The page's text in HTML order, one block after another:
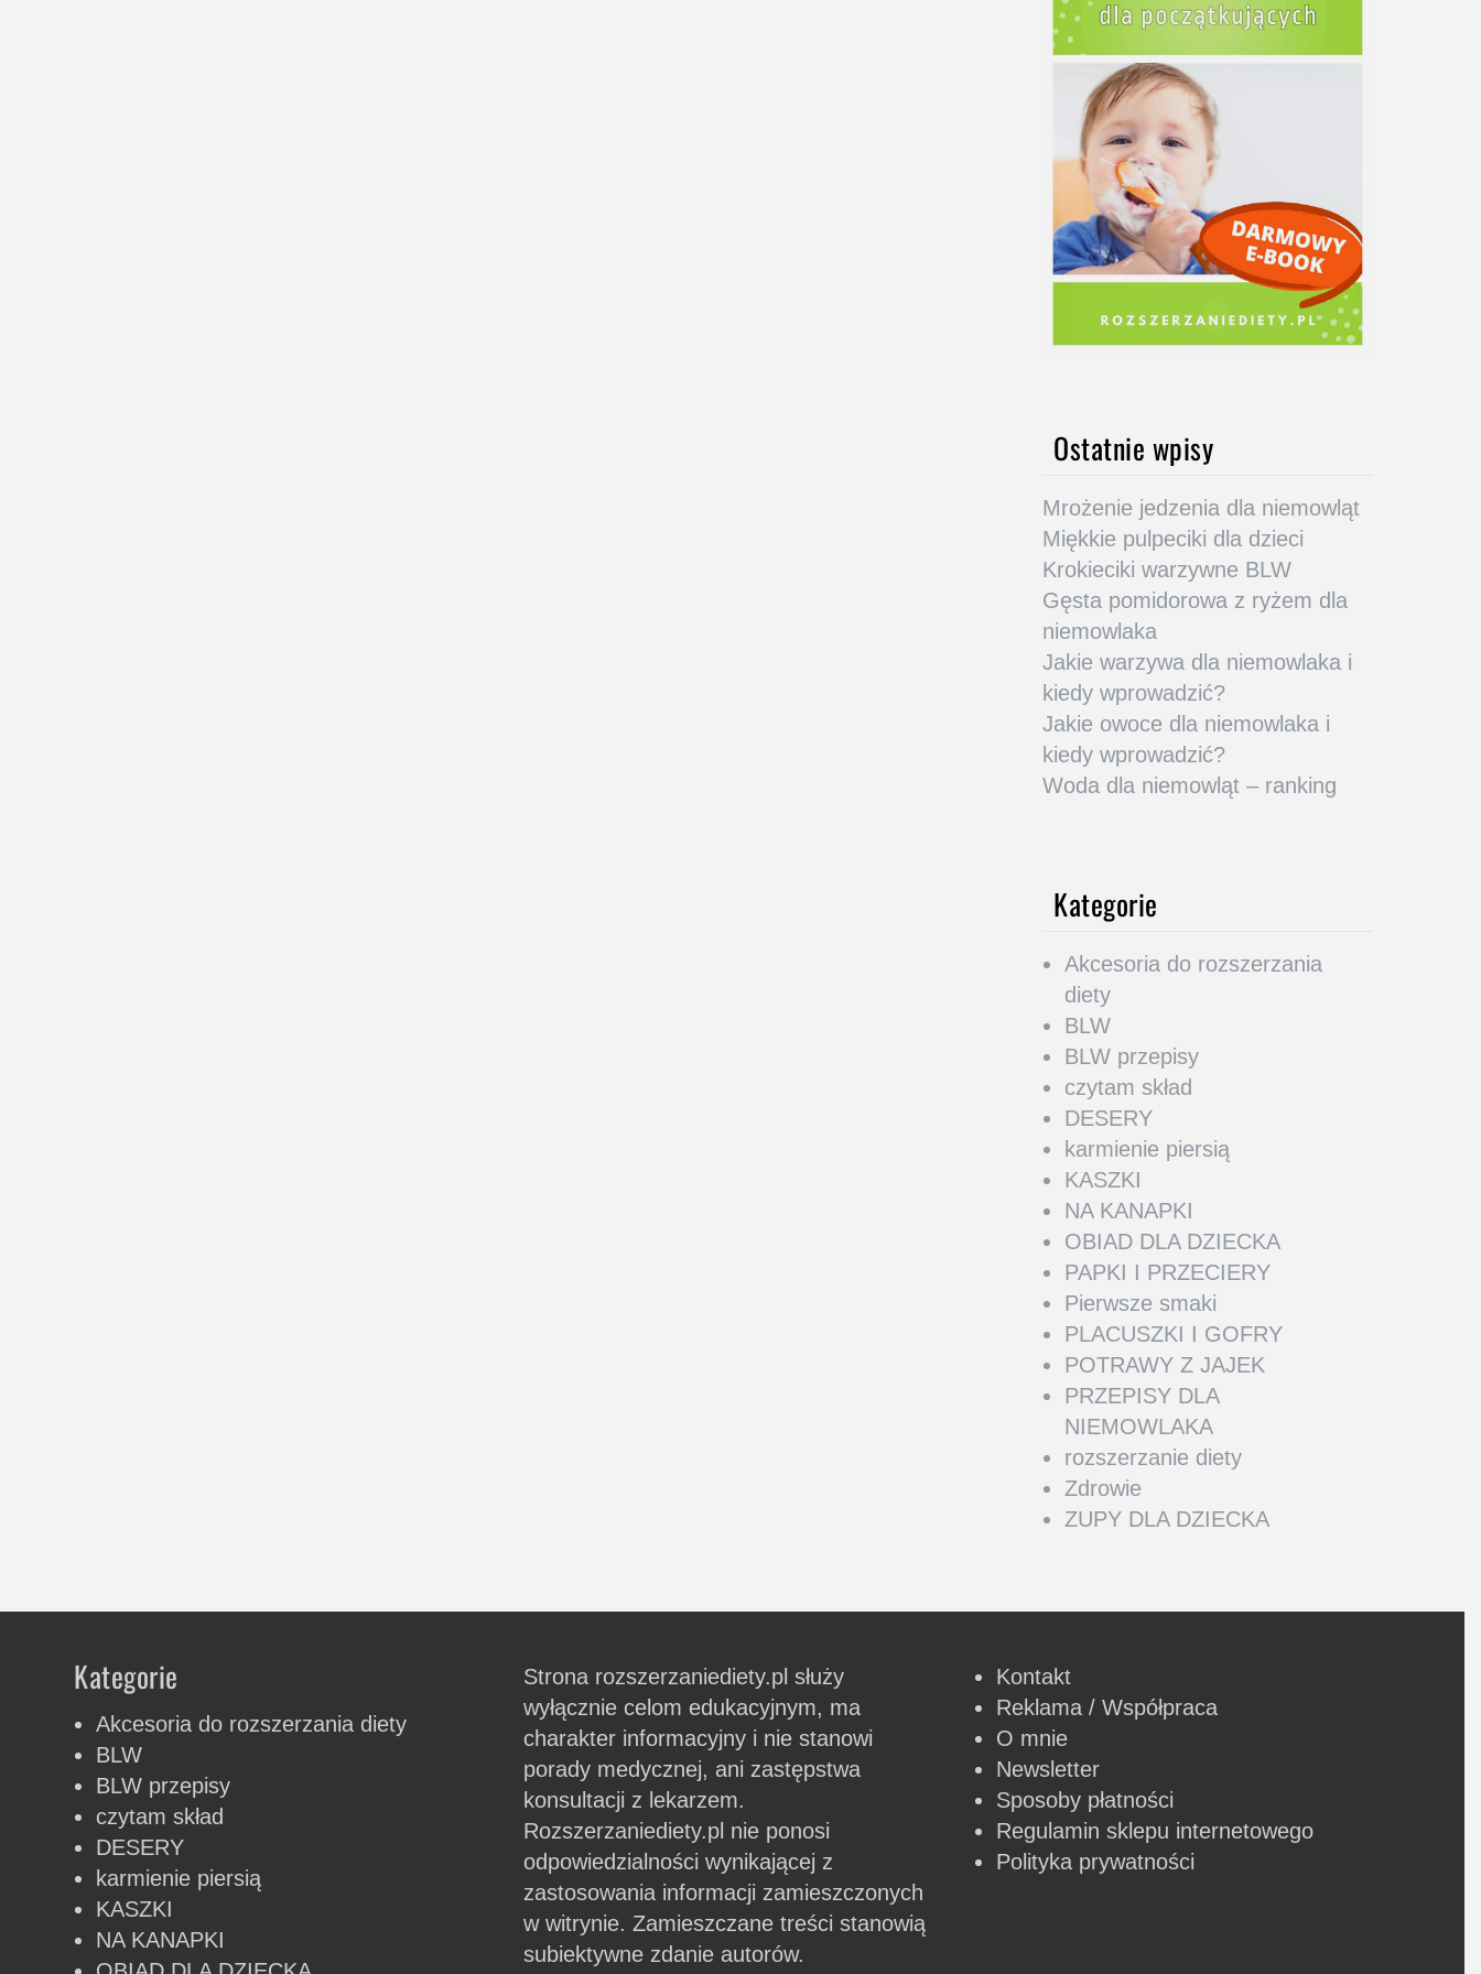
Ostatnie wpisy
Mrożenie jedzenia dla niemowląt
Miękkie pulpeciki dla dzieci
Krokieciki warzywne BLW
Gęsta pomidorowa z ryżem dla
niemowlaka
Jakie warzywa dla niemowlaka i
kiedy wprowadzić?
Jakie owoce dla niemowlaka i
kiedy wprowadzić?
Woda dla niemowląt – ranking
Kategorie
Akcesoria do rozszerzania
diety
BLW
BLW przepisy
czytam skład
DESERY
karmienie piersią
KASZKI
NA KANAPKI
OBIAD DLA DZIECKA
PAPKI I PRZECIERY
Pierwsze smaki
PLACUSZKI I GOFRY
POTRAWY Z JAJEK
PRZEPISY DLA
NIEMOWLAKA
rozszerzanie diety
Zdrowie
ZUPY DLA DZIECKA
Kategorie
Akcesoria do rozszerzania diety
BLW
BLW przepisy
czytam skład
DESERY
karmienie piersią
KASZKI
NA KANAPKI
Strona rozszerzaniediety.pl służy
wyłącznie celom edukacyjnym, ma
charakter informacyjny i nie stanowi
porady medycznej, ani zastępstwa
konsultacji z lekarzem.
Rozszerzaniediety.pl nie ponosi
odpowiedzialności wynikającej z
zastosowania informacji zamieszczonych
w witrynie.Zamieszczane treści stanowią
subiektywne zdanie autorów.
Kontakt
Reklama / Współpraca
O mnie
Newsletter
Sposoby płatności
Regulamin sklepu internetowego
Polityka prywatności